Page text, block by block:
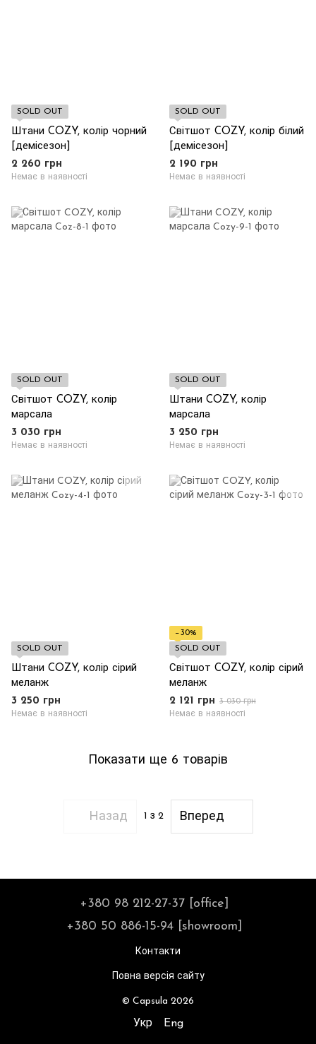
SOLD OUT
Штани COZY, колір чорний
[демісезон]
2 260 грн
Немає в наявності
SOLD OUT
Світшот COZY, колір білий
[демісезон]
2 190 грн
Немає в наявності
SOLD OUT
Світшот COZY, колір
марсала
3 030 грн
Немає в наявності
SOLD OUT
Штани COZY, колір
марсала
3 250 грн
Немає в наявності
SOLD OUT
Штани COZY, колір сірий
меланж
3 250 грн
Немає в наявності
−30%
SOLD OUT
Світшот COZY, колір сірий
меланж
2 121 грн 3 030 грн
Немає в наявності
Показати ще 6 товарів
Назад 1 з 2 Вперед
+380 98 212-27-37 [office]
+380 50 886-15-94 [showroom]
Контакти
Повна версія сайту
© Capsula 2026
Укр Eng